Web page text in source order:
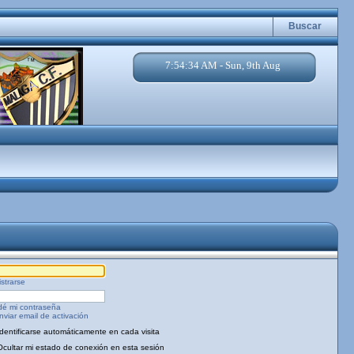
Buscar
7:54:34 AM - Sun, 9th Aug
mi contraseña
email de activación
automáticamente en cada visita
mi estado de conexión en esta sesión